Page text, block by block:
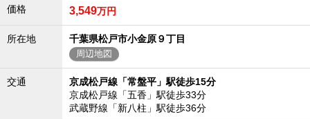
価格 3,549万円
所在地 千葉県松戸市小金原９丁目
周辺地図
交通
京成松戸線「常盤平」駅徒歩15分
京成松戸線「五香」駅徒歩33分
武蔵野線「新八柱」駅徒歩36分
エリアから物件検索
松戸･柏方面エリア
松戸･柏方面エリアの新築一戸建
松戸･柏方面エリアの中古一戸建
松戸･柏方面エリアのマンション